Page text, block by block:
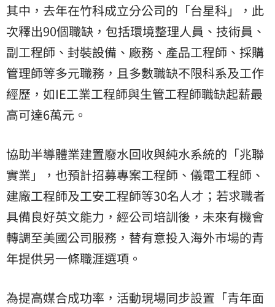
其中，去年在竹科成立分公司的「台星科」，此
次釋出90個職缺，包括環境整理人員、技術員、
副工程師、封裝設備、廠務、產品工程師、採購
管理師等多元職務，且多數職缺不限科系及工作
經歷，如IE工業工程師與生管工程師職缺起薪最
高可達6萬元。
協助半導體業建置廢水回收與純水系統的「兆聯
實業」，也預計招募專案工程師、儀電工程師、
建廠工程師及工安工程師等30名人才；若求職者
具備良好英文能力，經公司培訓後，未來有機會
轉調至美國公司服務，替有意投入海外市場的青
年提供另一條職涯選項。
為提高媒合成功率，活動現場同步設置「青年面